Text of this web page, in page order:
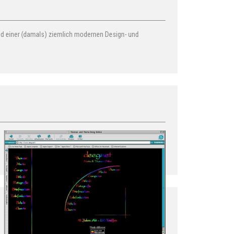
einer (damals) ziemlich modernen Design- und